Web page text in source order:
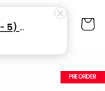
PREORDER
AL-ADAB AL-MUFRAD (JILID 1 - 5) - GALERI ILMU